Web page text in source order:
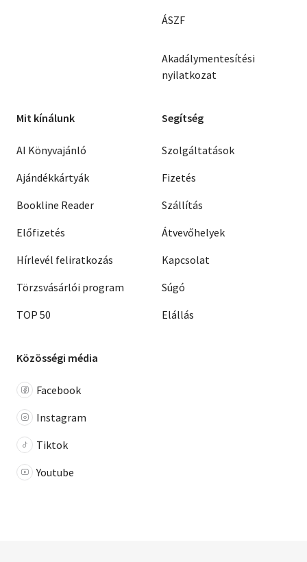
ÁSZF
Akadálymentesítési
nyilatkozat
Mit kínálunk
AI Könyvajánló
Ajándékkártyák
Bookline Reader
Előfizetés
Hírlevél feliratkozás
Törzsvásárlói program
TOP 50
Segítség
Szolgáltatások
Fizetés
Szállítás
Átvevőhelyek
Kapcsolat
Súgó
Elállás
Közösségi média
Facebook
Instagram
Tiktok
Youtube